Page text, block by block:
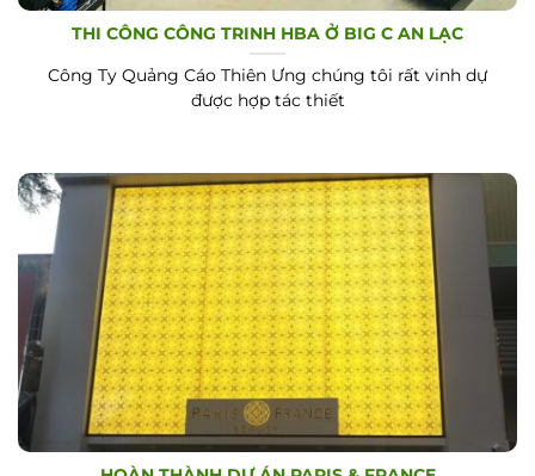
THI CÔNG CÔNG TRINH HBA Ở BIG C AN LẠC
Công Ty Quảng Cáo Thiên Ưng chúng tôi rất vinh dự
được hợp tác thiết